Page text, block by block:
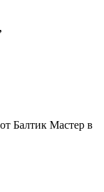
Балтик Мастер в